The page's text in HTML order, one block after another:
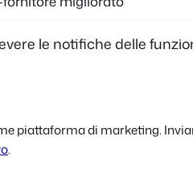
le notifiche delle
piattaforma di marketing.
.